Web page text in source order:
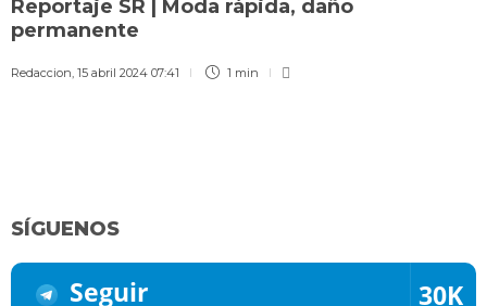
Reportaje SR | Moda rápida, daño
permanente
Redaccion, 15 abril 2024 07:41 1 min
SÍGUENOS
Seguir 30K